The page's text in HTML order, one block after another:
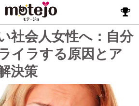
社会人女性へ：自分
イラする原因とア
決策